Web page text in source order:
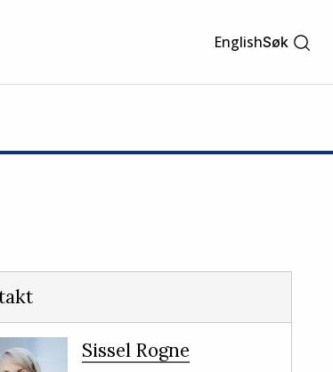
EnglishSøk
Sissel Rogne